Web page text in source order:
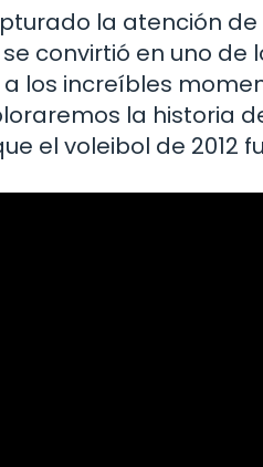
la atención de
convirtió en uno de
los increíbles
la historia
el voleibol de 2012